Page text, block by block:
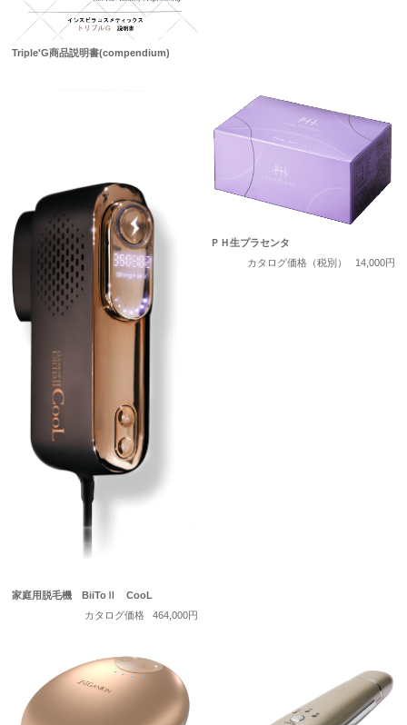
Triple'G商品説明書(compendium)
家庭用脱毛機 BiiToⅡ CooL
カタログ価格
464,000円
ＰＨ生プラセンタ
カタログ価格（税別）
14,000円